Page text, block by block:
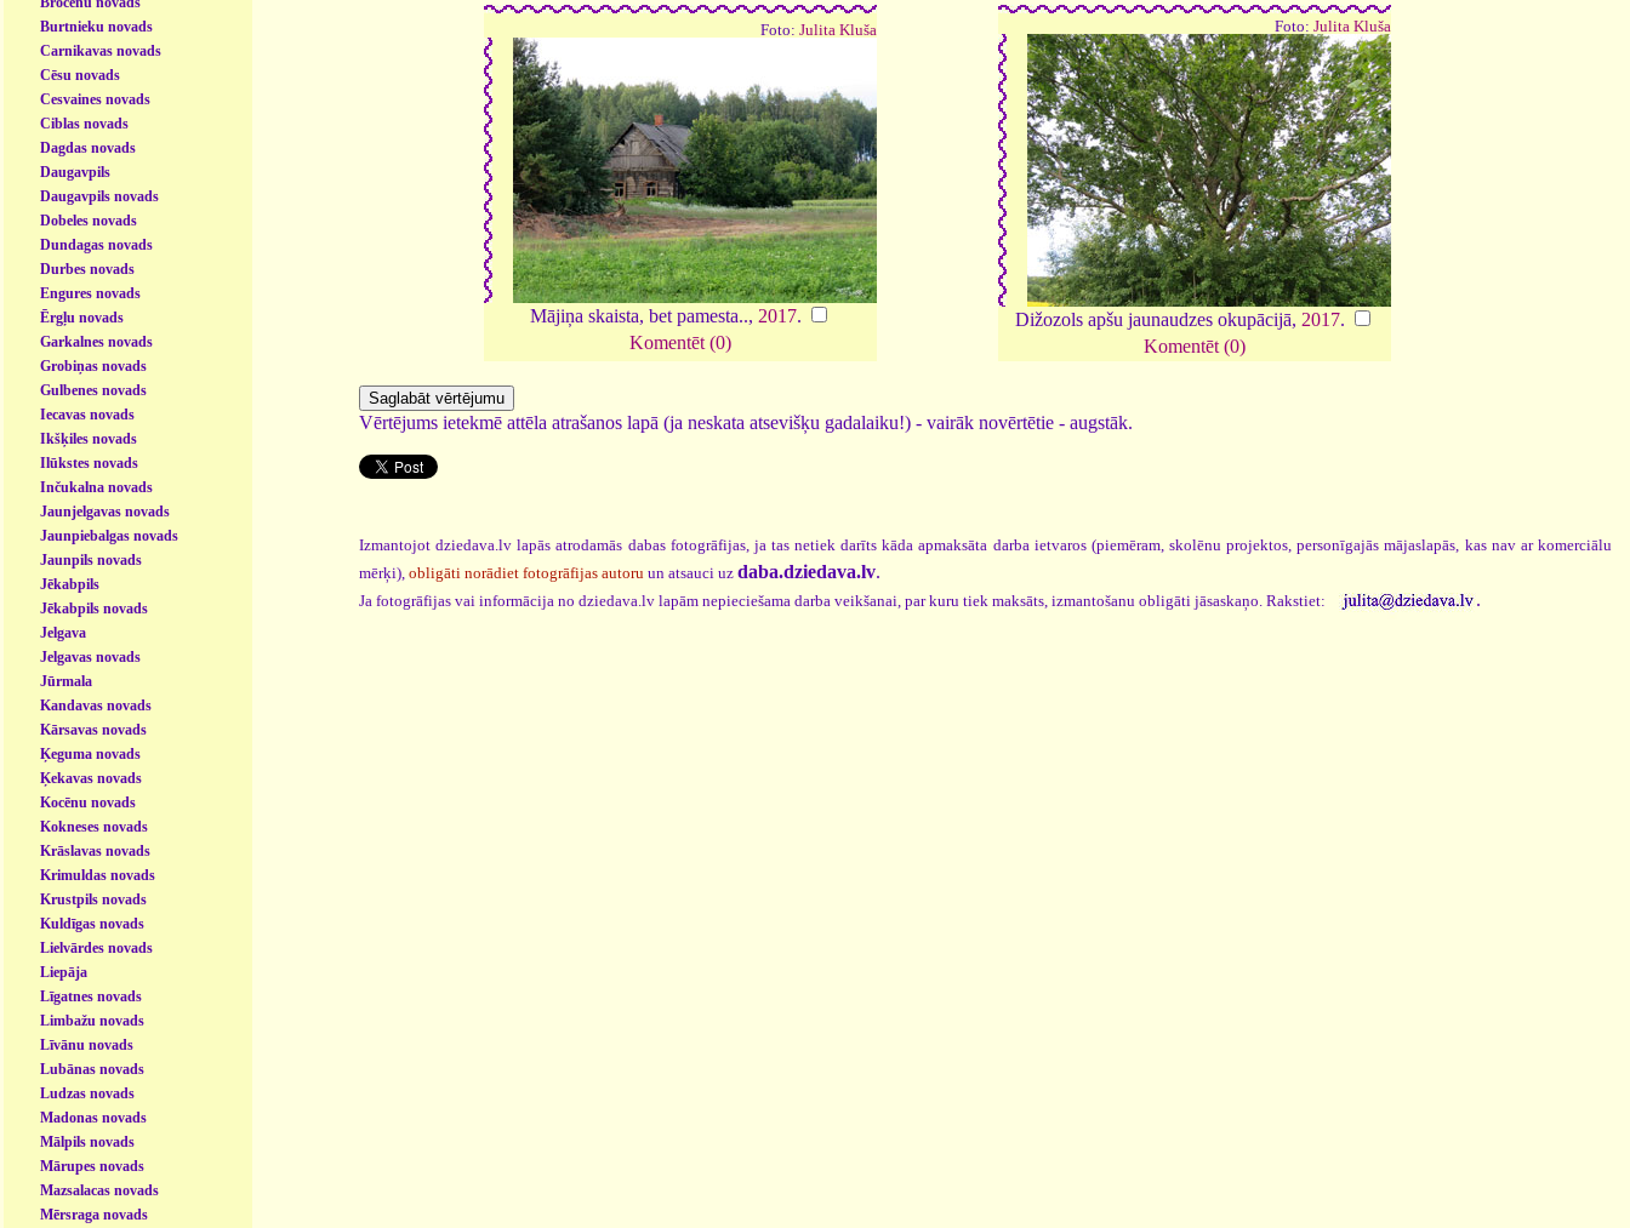
Burtnieku novads
Carnikavas novads
Cēsu novads
Cesvaines novads
Ciblas novads
Dagdas novads
Daugavpils
Daugavpils novads
Dobeles novads
Dundagas novads
Durbes novads
Engures novads
Ērgļu novads
Garkalnes novads
Grobiņas novads
Gulbenes novads
Iecavas novads
Ikšķiles novads
Ilūkstes novads
Inčukalna novads
Jaunjelgavas novads
Jaunpiebalgas novads
Jaunpils novads
Jēkabpils
Jēkabpils novads
Jelgava
Jelgavas novads
Jūrmala
Kandavas novads
Kārsavas novads
Ķeguma novads
Ķekavas novads
Kocēnu novads
Kokneses novads
Krāslavas novads
Krimuldas novads
Krustpils novads
Kuldīgas novads
Lielvārdes novads
Liepāja
Līgatnes novads
Limbažu novads
Līvānu novads
Lubānas novads
Ludzas novads
Madonas novads
Mālpils novads
Mārupes novads
Mazsalacas novads
Mērsraga novads
Foto: Julita Kluša
Mājiņa skaista, bet pamesta.., 2017.
Komentēt (0)
Foto: Julita Kluša
Dižozols apšu jaunaudzes okupācijā, 2017.
Komentēt (0)
Vērtējums ietekmē attēla atrašanos lapā (ja neskata atsevišķu gadalaiku!) - vairāk novērtētie - augstāk.
Izmantojot dziedava.lv lapās atrodamās dabas fotogrāfijas, ja tas netiek darīts kāda apmaksāta darba ietvaros (piemēram, skolēnu projektos, personīgajās mājaslapās, kas nav ar komerciālu
mērķi), obligāti norādiet fotogrāfijas autoru un atsauci uz daba.dziedava.lv.
Ja fotogrāfijas vai informācija no dziedava.lv lapām nepieciešama darba veikšanai, par kuru tiek maksāts, izmantošanu obligāti jāsaskaņo. Rakstiet: .